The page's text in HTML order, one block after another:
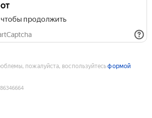
продолжить
пожалуйста, воспользуйтесьформой